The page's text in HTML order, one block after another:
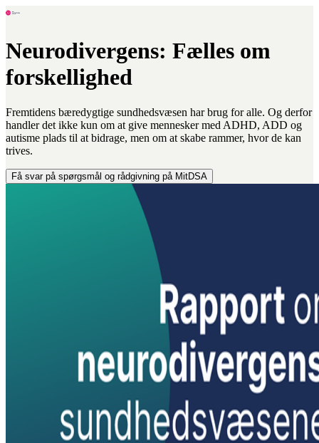
Neurodivergens: Fælles om
forskellighed
Fremtidens bæredygtige sundhedsvæsen har brug for alle. Og derfor
handler det ikke kun om at give mennesker med ADHD, ADD og
autisme plads til at bidrage, men om at skabe rammer, hvor de kan
trives.
Få svar på spørgsmål og rådgivning på MitDSA